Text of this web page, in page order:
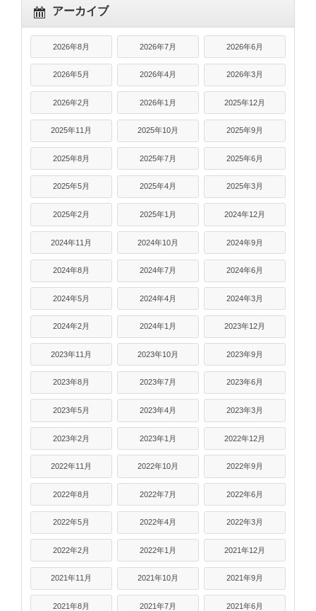
アーカイブ
2026年8月 2026年7月 2026年6月
2026年5月 2026年4月 2026年3月
2026年2月 2026年1月 2025年12月
2025年11月 2025年10月 2025年9月
2025年8月 2025年7月 2025年6月
2025年5月 2025年4月 2025年3月
2025年2月 2025年1月 2024年12月
2024年11月 2024年10月 2024年9月
2024年8月 2024年7月 2024年6月
2024年5月 2024年4月 2024年3月
2024年2月 2024年1月 2023年12月
2023年11月 2023年10月 2023年9月
2023年8月 2023年7月 2023年6月
2023年5月 2023年4月 2023年3月
2023年2月 2023年1月 2022年12月
2022年11月 2022年10月 2022年9月
2022年8月 2022年7月 2022年6月
2022年5月 2022年4月 2022年3月
2022年2月 2022年1月 2021年12月
2021年11月 2021年10月 2021年9月
2021年8月 2021年7月 2021年6月